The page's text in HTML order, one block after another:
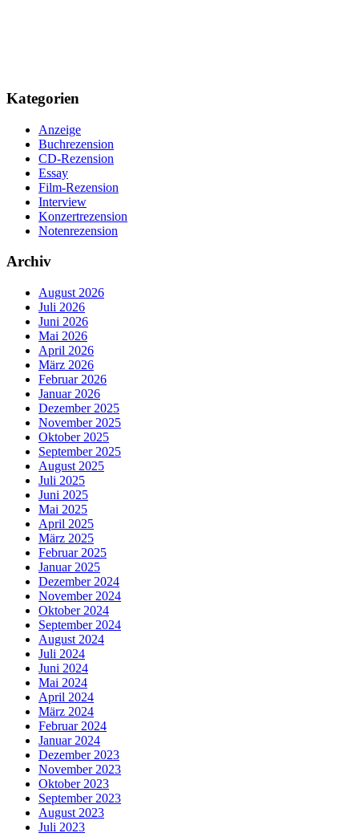
Kategorien
Anzeige
Buchrezension
CD-Rezension
Essay
Film-Rezension
Interview
Konzertrezension
Notenrezension
Archiv
August 2026
Juli 2026
Juni 2026
Mai 2026
April 2026
März 2026
Februar 2026
Januar 2026
Dezember 2025
November 2025
Oktober 2025
September 2025
August 2025
Juli 2025
Juni 2025
Mai 2025
April 2025
März 2025
Februar 2025
Januar 2025
Dezember 2024
November 2024
Oktober 2024
September 2024
August 2024
Juli 2024
Juni 2024
Mai 2024
April 2024
März 2024
Februar 2024
Januar 2024
Dezember 2023
November 2023
Oktober 2023
September 2023
August 2023
Juli 2023